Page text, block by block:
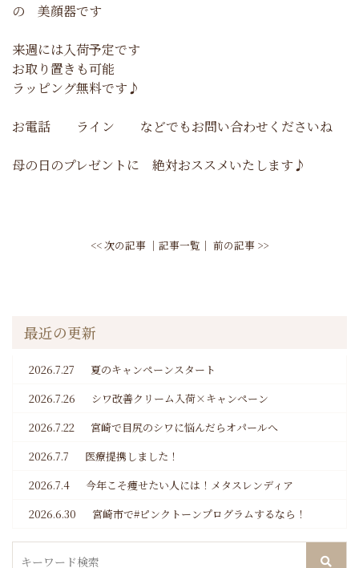
の 美顔器です
来週には入荷予定です
お取り置きも可能
ラッピング無料です♪
お電話 ライン などでもお問い合わせくださいね
母の日のプレゼントに 絶対おススメいたします♪
<< 次の記事 │ 記事一覧 │ 前の記事 >>
最近の更新
2026.7.27
夏のキャンペーンスタート
2026.7.26
シワ改善クリーム入荷×キャンペーン
2026.7.22
宮崎で目尻のシワに悩んだらオパールへ
2026.7.7
医療提携しました！
2026.7.4
今年こそ痩せたい人には！メタスレンディア
2026.6.30
宮崎市で#ピンクトーンプログラムするなら！